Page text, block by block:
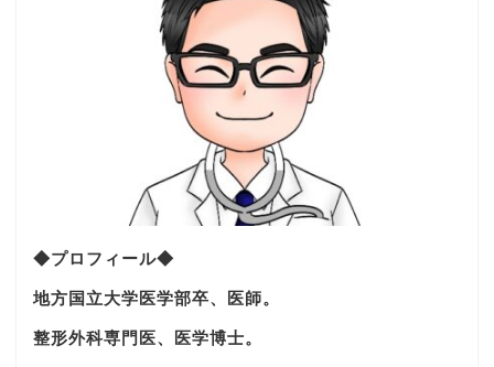
◆プロフィール◆
地方国立大学医学部卒、医師。
整形外科専門医、医学博士。